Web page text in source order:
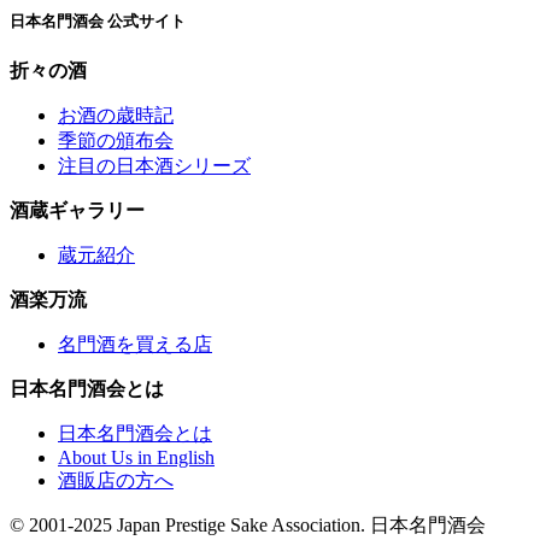
日本名門酒会 公式サイト
折々の酒
お酒の歳時記
季節の頒布会
注目の日本酒シリーズ
酒蔵ギャラリー
蔵元紹介
酒楽万流
名門酒を買える店
日本名門酒会とは
日本名門酒会とは
About Us in English
酒販店の方へ
© 2001-2025 Japan Prestige Sake Association. 日本名門酒会